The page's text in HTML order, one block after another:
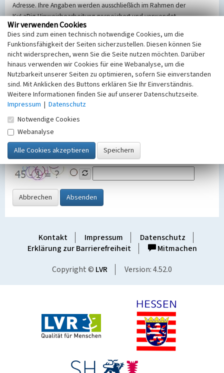
Adresse. Ihre Angaben werden ausschließlich im Rahmen der
KuLaDig-Hinweisbearbeitung gespeichert und verwendet.
Selbstverständlich werden diese entsprechend der Vorschriften des
Telemediengesetzes, des Datenschutzgesetzes NRW und der seit
dem 25.05.2018 gültigen Europäischen Datenschutzgrundverordnung
(EU-DSGVO) vertraulich behandelt, beachten Sie bitte unsere
Hinweise zumDatenschutz
Nachricht
SicherheitsabfrageTragen Sie unten das Rechenergebnis aus der
Grafik ein
Abbrechen Absenden
Kontakt Impressum
Datenschutz
Erklärung zur Barrierefreiheit
Mitmachen
Copyright © LVR Version: 4.52.0
Wir verwenden Cookies
Dies sind zum einen technisch notwendige Cookies, um die
Funktionsfähigkeit der Seiten sicherzustellen. Diesen können Sie
nicht widersprechen, wenn Sie die Seite nutzen möchten. Darüber
hinaus verwenden wir Cookies für eine Webanalyse, um die
Nutzbarkeit unserer Seiten zu optimieren, sofern Sie einverstanden
sind. Mit Anklicken des Buttons erklären Sie Ihr Einverständnis.
Weitere Informationen finden Sie auf unserer Datenschutzseite.
Impressum | Datenschutz
Notwendige Cookies
Webanalyse